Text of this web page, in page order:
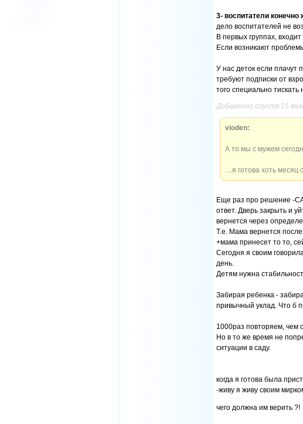
3- воспитатели
дело воспитателей не
В первых группах,
Если возникают
У нас деток если плачут
требуют подписки от
того специально тискать
Добавлено спустя 15
vioden:
А то мы с мужем
....я готова хоть месяц
Еще раз про решение -
ответ. Дверь закрыть и
вернется через
Т.е. Мама вернется
+мама принесет то то,
Сегодня я своим
день.
Детям нужна
Забирая ребенка -
привычный уклад. Что б
1000раз повторяем, чем
Но в то же время не
ситуации в саду.
когда я готова была
-живу я живу своим
чего должна им верить ?!